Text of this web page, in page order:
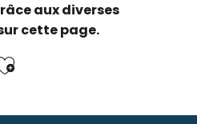
aux diverses
cette page.
aux